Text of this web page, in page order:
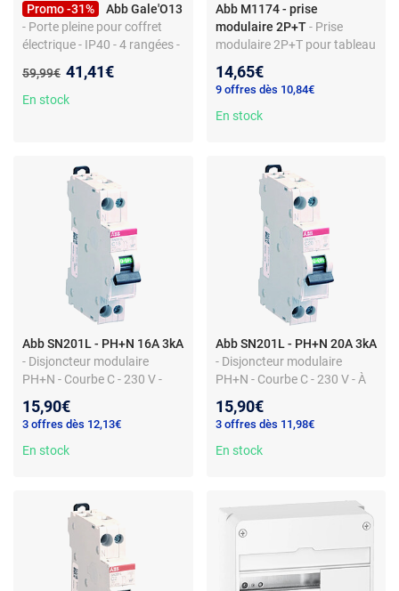
Promo -31%
Abb Gale'O13
- Porte pleine pour coffret
électrique - IP40 - 4 rangées -
Ancien prix :
59,99€ Nouveau prix :
41,41€
En stock
Abb M1174 - prise
modulaire 2P+T - Prise
modulaire 2P+T pour tableau
- 16 A - IP20 - non pré-câblée
- sans borne automatique -
230 V
14,65€
9 offres dès 10,84€
En stock
Abb SN201L - PH+N 16A 3kA
- Disjoncteur modulaire
PH+N - Courbe C - 230 V -
câblage - Avec porte-
étiquette
15,90€
3 offres dès 12,13€
En stock
Abb SN201L - PH+N 20A 3kA
- Disjoncteur modulaire
PH+N - Courbe C - 230 V - À
- Avec porte-étiquette
15,90€
3 offres dès 11,98€
En stock